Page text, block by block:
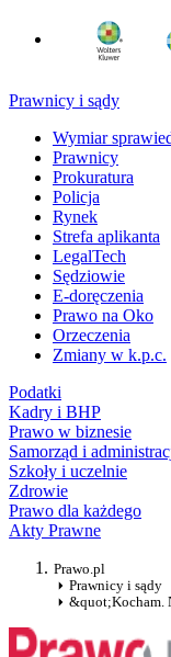
Prawnicy i sądy
Wymiar
Prawnicy
Prokuratura
Policja
Rynek
Strefa aplikanta
LegalTech
Sędziowie
E-doręczenia
Prawo na Oko
Orzeczenia
Zmiany w k.p.c.
Podatki
Kadry i BHP
Prawo w biznesie
Samorząd i
Szkoły i uczelnie
Zdrowie
Prawo dla każdego
Akty Prawne
Prawo.pl
Prawnicy i sądy
&quot;Kocham.